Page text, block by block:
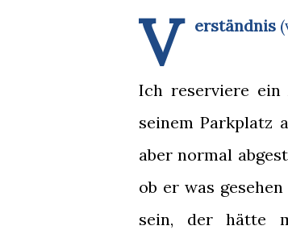
V erständnis
Ich reserviere
seinem Parkplatz
aber normal
ob er was
sein, der hätte